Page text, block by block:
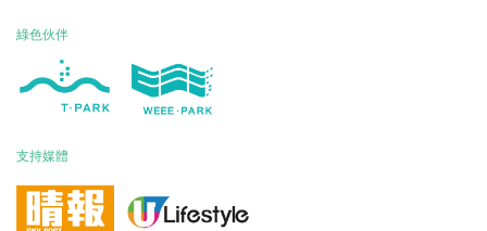
綠色伙伴
支持媒體